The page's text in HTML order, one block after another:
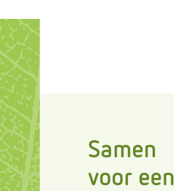
Samen
voor een